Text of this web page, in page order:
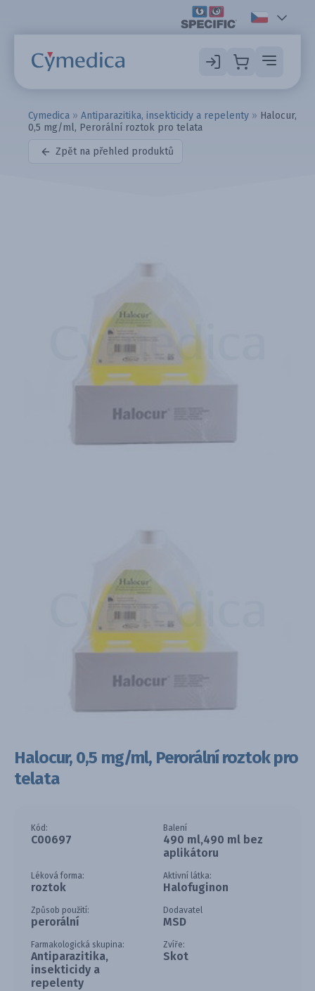
Cymedica » Antiparazitika, insekticidy a repelenty » Halocur,
0,5 mg/ml, Perorální roztok pro telata
Zpět na přehled produktů
Halocur, 0,5 mg/ml, Perorální roztok pro
telata
Kód:
C00697
Balení
490 ml,490 ml bez
aplikátoru
Léková forma:
roztok
Aktivní látka:
Halofuginon
Způsob použití:
perorální
Dodavatel
MSD
Farmakologická skupina:
Antiparazitika,
insekticidy a
repelenty
Zvíře:
Skot